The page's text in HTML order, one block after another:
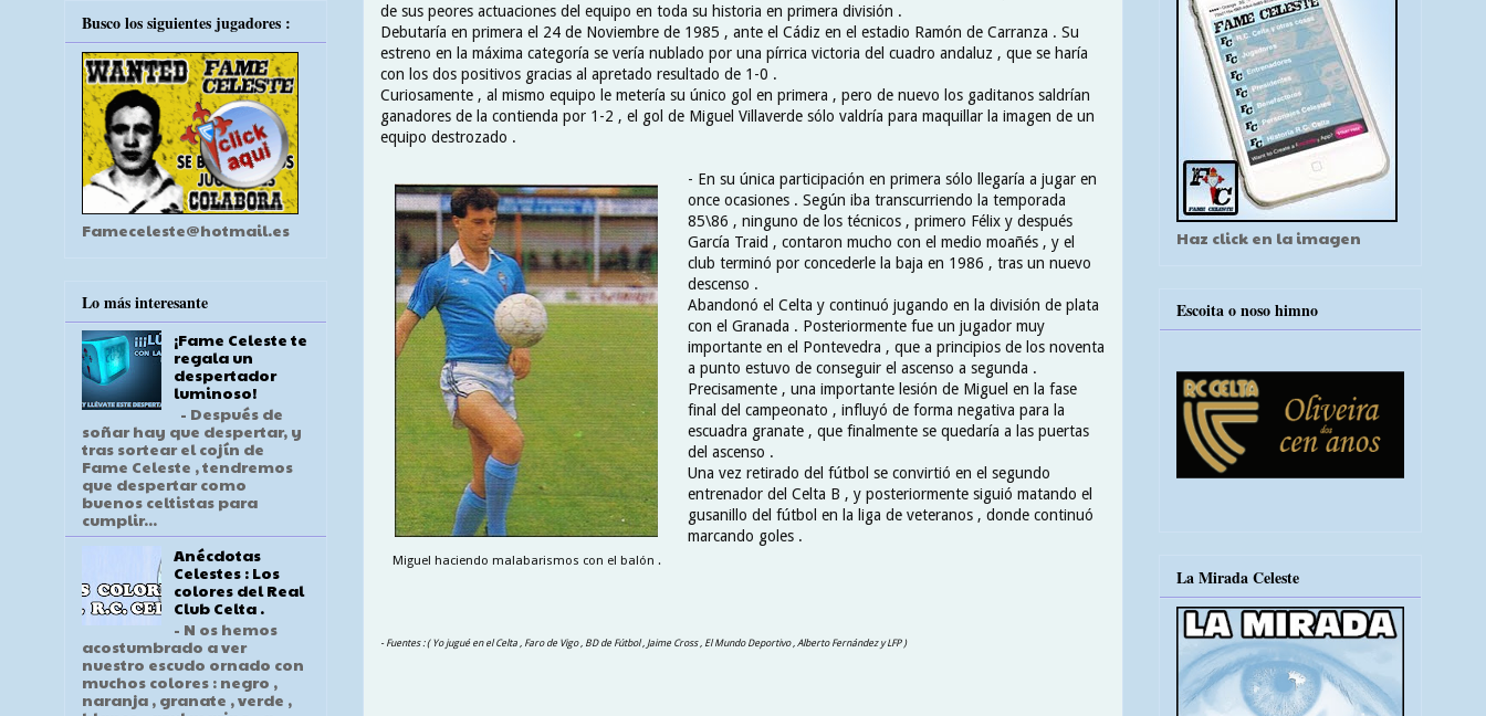
de sus peores actuaciones del equipo en toda su historia en primera división .
Debutaría en primera el 24 de Noviembre de 1985 , ante el Cádiz en el estadio Ramón de Carranza . Su
estreno en la máxima categoría se vería nublado por una pírrica victoria del cuadro andaluz , que se haría
con los dos positivos gracias al apretado resultado de 1-0 .
Curiosamente , al mismo equipo le metería su único gol en primera , pero de nuevo los gaditanos saldrían
ganadores de la contienda por 1-2 , el gol de Miguel Villaverde sólo valdría para maquillar la imagen de un
equipo destrozado .
Miguel haciendo malabarismos con el balón .
- En su única participación en primera sólo llegaría a jugar en
once ocasiones . Según iba transcurriendo la temporada
85\86 , ninguno de los técnicos , primero Félix y después
García Traid , contaron mucho con el medio moañés , y el
club terminó por concederle la baja en 1986 , tras un nuevo
descenso .
Abandonó el Celta y continuó jugando en la división de plata
con el Granada . Posteriormente fue un jugador muy
importante en el Pontevedra , que a principios de los noventa
a punto estuvo de conseguir el ascenso a segunda .
Precisamente , una importante lesión de Miguel en la fase
final del campeonato , influyó de forma negativa para la
escuadra granate , que finalmente se quedaría a las puertas
del ascenso .
Una vez retirado del fútbol se convirtió en el segundo
entrenador del Celta B , y posteriormente siguió matando el
gusanillo del fútbol en la liga de veteranos , donde continuó
marcando goles .
- Fuentes : ( Yo jugué en el Celta , Faro de Vigo , BD de Fútbol , Jaime Cross , El Mundo Deportivo , Alberto Fernández y LFP )
Busco los siguientes jugadores :
Fameceleste@hotmail.es
Lo más interesante
¡Fame Celeste te
regala un
despertador
luminoso!
- Después de
soñar hay que despertar, y
tras sortear el cojín de
Fame Celeste , tendremos
que despertar como
buenos celtistas para
cumplir...
Anécdotas
Celestes : Los
colores del Real
Club Celta .
- N os hemos
acostumbrado a ver
nuestro escudo ornado con
muchos colores : negro ,
naranja , granate , verde ,
Haz click en la imagen
Escoita o noso himno
La Mirada Celeste